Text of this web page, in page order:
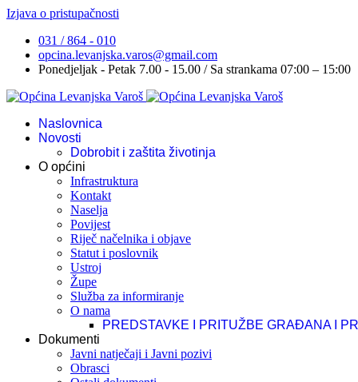
Izjava o pristupačnosti
031 / 864 - 010
opcina.levanjska.varos@gmail.com
Ponedjeljak - Petak 7.00 - 15.00 / Sa strankama 07:00 – 15:00
Naslovnica
Novosti
Dobrobit i zaštita životinja
O općini
Infrastruktura
Kontakt
Naselja
Povijest
Riječ načelnika i objave
Statut i poslovnik
Ustroj
Župe
Služba za informiranje
O nama
PREDSTAVKE I PRITUŽBE GRAĐANA I
Dokumenti
Javni natječaji i Javni pozivi
Obrasci